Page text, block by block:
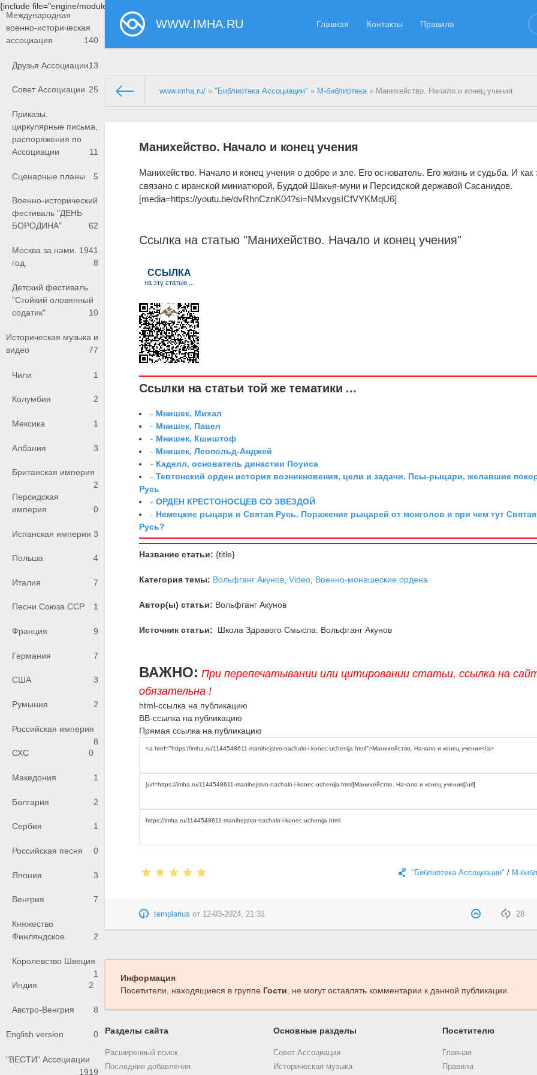
{include file="engine/modules/saperu/head.php"}
WWW.IMHA.RU Главная Контакты Правила
Международная
военно-историческая
ассоциация
140
Друзья Ассоциации13
Совет Ассоциации 25
Приказы,
циркулярные письма,
распоряжения по
Ассоциации
11
Сценарные планы 5
Военно-исторический
фестиваль "ДЕНЬ
БОРОДИНА"
62
Москва за нами. 1941
год.
8
Детский фестиваль
"Стойкий оловянный
содатик"
10
Историческая музыка и
видео
77
Чили 1
Колумбия 2
Мексика 1
Албания 3
Британская империя
2
Персидская
империя
0
Испанская империя 3
Польша 4
Италия 7
Песни Союза ССР 1
Франция 9
Германия 7
США 3
Румыния 2
Российская империя
8
СХС
0
Македония 1
Болгария 2
Сербия 1
Российская песня 0
Япония 3
Венгрия 7
Княжество
Финляндское
2
Королевство Швеция
1
Индия
2
Австро-Венгрия 8
English version 0
"ВЕСТИ" Ассоциации
1919
www.imha.ru/ »"Библиотека Ассоциации" » М-библиотека» Манихейство. Начало и конец учения
Манихейство. Начало и конец учения
Манихейство. Начало и конец учения о добре и зле. Его основатель. Его жизнь и судьба. И как
связано с иранской миниатюрой, Буддой Шакья-муни и Персидской державой Сасанидов.
[media=https://youtu.be/dvRhnCznK04?si=NMxvgsICfVYKMqU6]
Ссылка на статью "Манихейство. Начало и конец учения"
Ссылки на статьи той же тематики ...
- Мнишек, Михал
- Мнишек, Павел
- Мнишек, Кшиштоф
- Мнишек, Леопольд-Анджей
- Каделл, основатель династии Поуиса
-Тевтонский орден история возникновения, цели и задачи. Псы-рыцари, желавшие
Русь
-ОРДЕН КРЕСТОНОСЦЕВ СО ЗВЕЗДОЙ
- Немецкие рыцари и Святая Русь. Поражение рыцарей от монголов и при чем тут Святая
Русь?
Название статьи: {title}
Категория темы: Вольфганг Акунов ,Video Военно-монашеские ордена
Автор(ы) статьи: Вольфганг Акунов
Источник статьи: Школа Здравого Смысла. Вольфганг Акунов
ВАЖНО: При перепечатывании или цитировании статьи, ссылка на
обязательна !
html-ссылка на публикацию
BB-ссылка на публикацию
Прямая ссылка на публикацию
"Библиотека Ассоциации" / М-
28
templarius от 12-03-2024, 21:31
Информация
Посетители, находящиеся в группе Гости, не могут оставлять комментарии к данной публикации.
Разделы сайта
Расширенный поиск
Последние добавления
Основные разделы
Совет Ассоциации
Историческая музыка
Посетителю
Главная
Правила